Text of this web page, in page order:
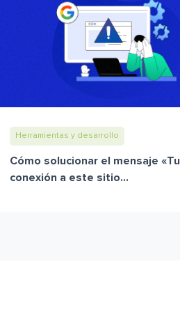
Herramientas y desarrollo
Cómo solucionar el mensaje «Tu
conexión a este sitio...